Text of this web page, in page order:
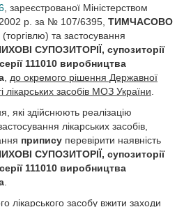
, зареєстрованої Міністерством
р. за № 107/6395, ТИМЧАСОВО
(торгівлю) та застосування
СУПОЗИТОРІЇ, супозиторії
серії 111010 виробництва
до окремого рішення Державної
лікарських засобів МОЗ України
які здійснюють реалізацію
лікарських засобів,
припису перевірити наявність
СУПОЗИТОРІЇ, супозиторії
серії 111010 виробництва
лікарського засобу вжити заходи